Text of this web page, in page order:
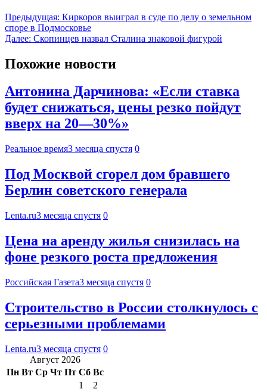
Предыдущая: Киркоров выиграл в суде по делу о земельном
споре в Подмосковье
Далее: Скопинцев назвал Сталина знаковой фигурой
Похожие новости
Антонина Дарчинова: «Если ставка
будет снижаться, цены резко пойдут
вверх на 20—30%»
Реальное время3 месяца спустя 0
Под Москвой сгорел дом бравшего
Берлин советского генерала
Lenta.ru3 месяца спустя 0
Цена на аренду жилья снизилась на
фоне резкого роста предложения
Российская Газета3 месяца спустя 0
Строительство в России столкнулось с
серьезными проблемами
Lenta.ru3 месяца спустя 0
Август 2026
Пн Вт Ср Чт Пт Сб Вс
1
2